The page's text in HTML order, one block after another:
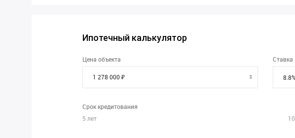
Ипотечный калькулятор
Цена объекта Ставка
Срок кредитования
5 лет 10